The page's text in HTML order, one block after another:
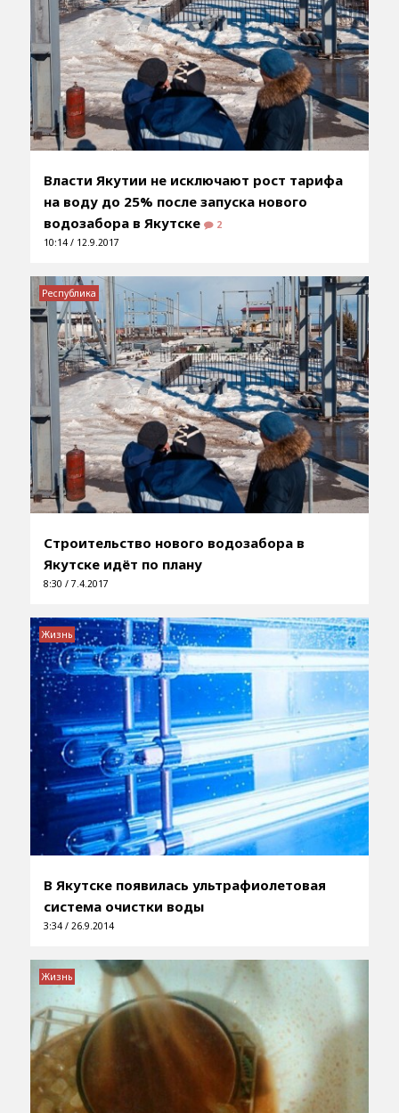
Власти Якутии не исключают рост тарифа
на воду до 25% после запуска нового
водозабора в Якутске
2
10:14 / 12.9.2017
Строительство нового водозабора в
Якутске идёт по плану
8:30 / 7.4.2017
Республика
В Якутске появилась ультрафиолетовая
система очистки воды
3:34 / 26.9.2014
Жизнь
Жизнь